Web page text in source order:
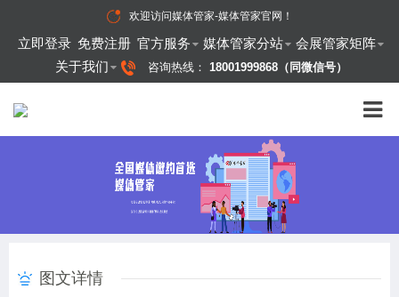
欢迎访问媒体管家-媒体管家官网 ！
立即登录 免费注册 官方服务 媒体管家分站
会展管家矩阵
关于我们
咨询热线： 18001999868（同微信号）
图文详情